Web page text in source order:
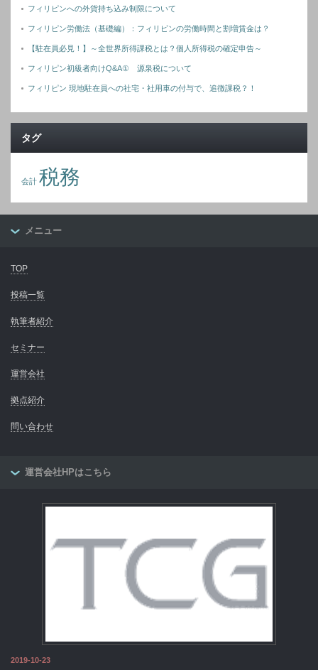
フィリピンへの外貨持ち込み制限について
フィリピン労働法（基礎編）：フィリピンの労働時間と割増賃金は？
【駐在員必見！】～全世界所得課税とは？個人所得税の確定申告～
フィリピン初級者向けQ&A① 源泉税について
フィリピン 現地駐在員への社宅・社用車の付与で、追徴課税？！
タグ
会計 税務
メニュー
TOP
投稿一覧
執筆者紹介
セミナー
運営会社
拠点紹介
問い合わせ
運営会社HPはこちら
2019-10-23